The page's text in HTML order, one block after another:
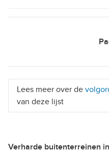
Lees meer over de
van deze lijst
Verharde buitenterreinen